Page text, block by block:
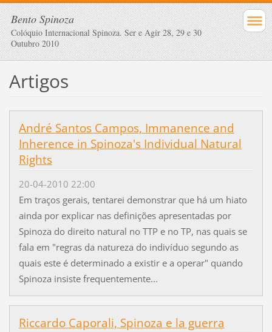
Bento Spinoza
Colóquio Internacional Spinoza. Ser e Agir 28, 29 e 30
Outubro 2010
Artigos
André Santos Campos, Immanence and
Inherence in Spinoza's Individual Natural
Rights
20-04-2010 22:00
Em traços gerais, tentarei demonstrar que há um hiato
ainda por explicar nas definições apresentadas por
Spinoza do direito natural no TTP e no TP, nas quais se
fala em "regras da natureza do indivíduo segundo as
quais este é determinado a existir e a operar" quando
Spinoza insiste frequentemente...
Riccardo Caporali, Spinoza e la guerra